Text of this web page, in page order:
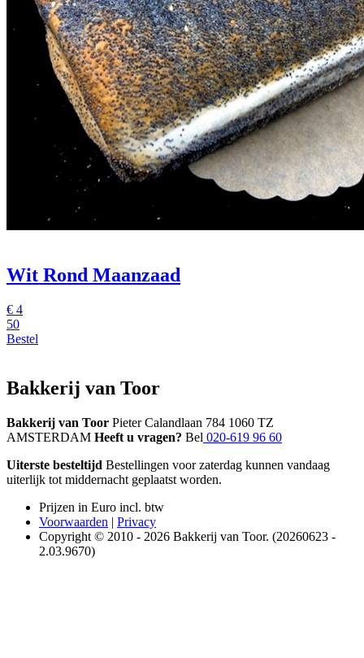
Wit Rond Maanzaad
€ 4
50
Bestel
Bakkerij van Toor
Bakkerij van Toor Pieter Calandlaan 784 1060 TZ
AMSTERDAM Heeft u vragen? Bel 020-619 96 60
Uiterste besteltijd Bestellingen voor zaterdag kunnen vandaag
uiterlijk tot middernacht geplaatst worden.
Prijzen in Euro incl. btw
Voorwaarden | Privacy
Copyright © 2010 - 2026 Bakkerij van Toor. (20260623 -
2.03.9670)